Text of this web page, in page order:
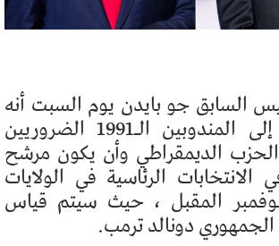
السابق جو بايدن يوم السبت أنه
وصل بالفعل إلى المندوبين الـ1991 الضروريين
الديمقراطي وأن يكون مرشح
الرئاسية في الولايات
المقبل ، حيث سيتم قياس
دونالد ترمب.